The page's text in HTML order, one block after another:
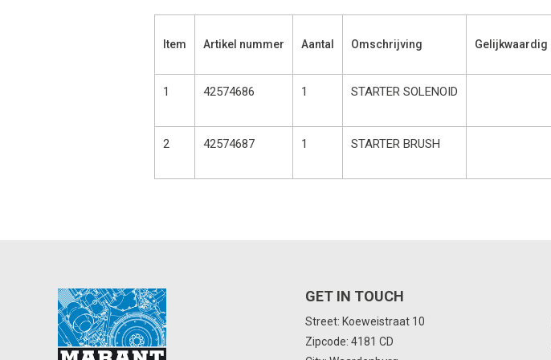
Item Artikel nummer Aantal Omschrijving Gelijkwaardig
1 42574686 1 STARTER SOLENOID
2 42574687 1 STARTER BRUSH
GET IN TOUCH
Street: Koeweistraat 10
Zipcode: 4181 CD